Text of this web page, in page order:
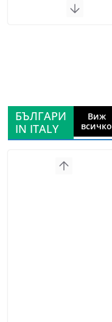
БЪЛГАРИ
IN ITALY
Виж
всичко